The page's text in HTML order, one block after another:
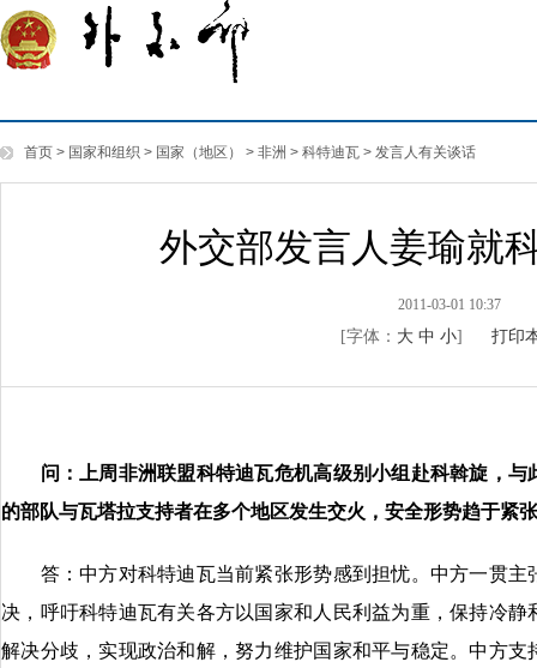
首页 > 国家和组织 > 国家（地区） > 非洲 > 科特迪瓦 > 发言人有关谈话
外交部发言人姜瑜就
2011-03-01 10:37
[字体： 大 中 小] 打印
问：上周非洲联盟科特迪瓦危机高级别小组赴科斡旋，与
的部队与瓦塔拉支持者在多个地区发生交火，安全形势趋于紧
答：中方对科特迪瓦当前紧张形势感到担忧。中方一贯主
决，呼吁科特迪瓦有关各方以国家和人民利益为重，保持冷
解决分歧，实现政治和解，努力维护国家和平与稳定。中方